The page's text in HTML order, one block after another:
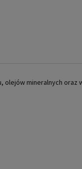
mineralnych